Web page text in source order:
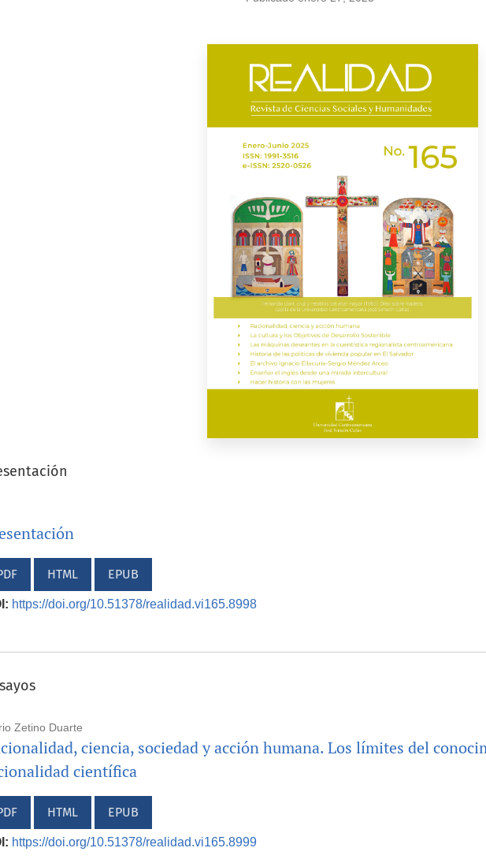
HTML EPUB
https://doi.org/10.51378/realidad.vi165.8998
Zetino Duarte
ciencia, sociedad y acción humana. Los límites del
científica
HTML EPUB
https://doi.org/10.51378/realidad.vi165.8999